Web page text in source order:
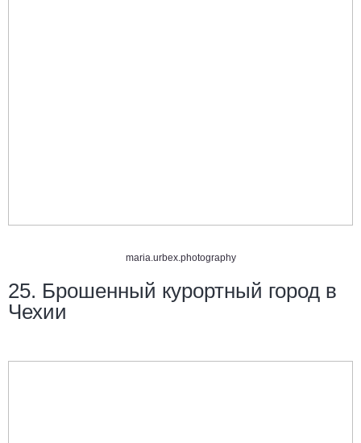
maria.urbex.photography
25. Брошенный курортный город в
Чехии